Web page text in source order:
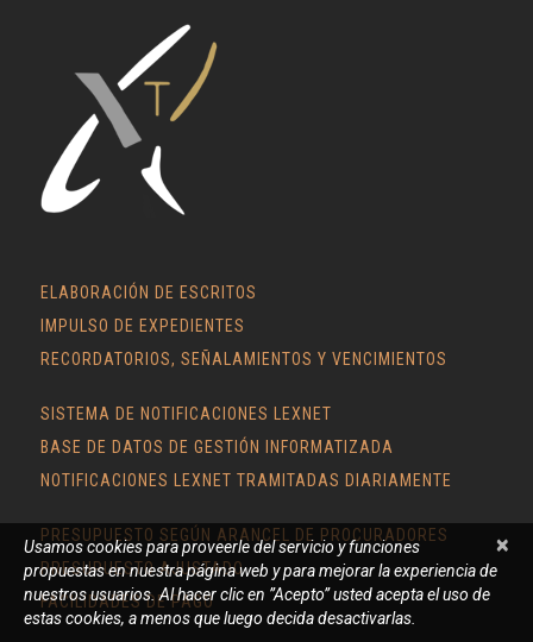
ELABORACIÓN DE ESCRITOS
IMPULSO DE EXPEDIENTES
RECORDATORIOS, SEÑALAMIENTOS Y VENCIMIENTOS
SISTEMA DE NOTIFICACIONES LEXNET
BASE DE DATOS DE GESTIÓN INFORMATIZADA
NOTIFICACIONES LEXNET TRAMITADAS DIARIAMENTE
PRESUPUESTO SEGÚN ARANCEL DE PROCURADORES
PRESUPUESTO AJUSTADO
FACILIDADES DE PAGO
×
Usamos cookies para proveerle del servicio y funciones
propuestas en nuestra página web y para mejorar la experiencia de
nuestros usuarios. Al hacer clic en ”Acepto” usted acepta el uso de
estas cookies, a menos que luego decida desactivarlas.